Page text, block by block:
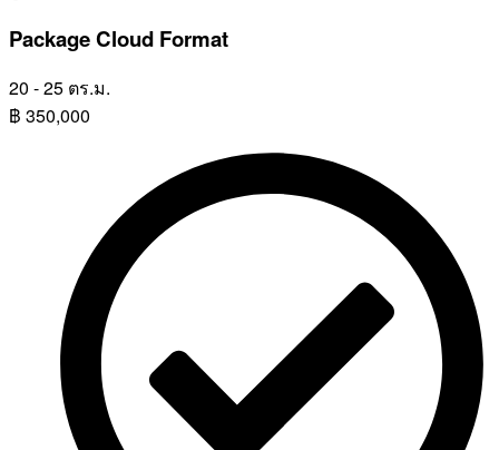
Package Cloud Format
20 - 25 ตร.ม.
฿ 350,000